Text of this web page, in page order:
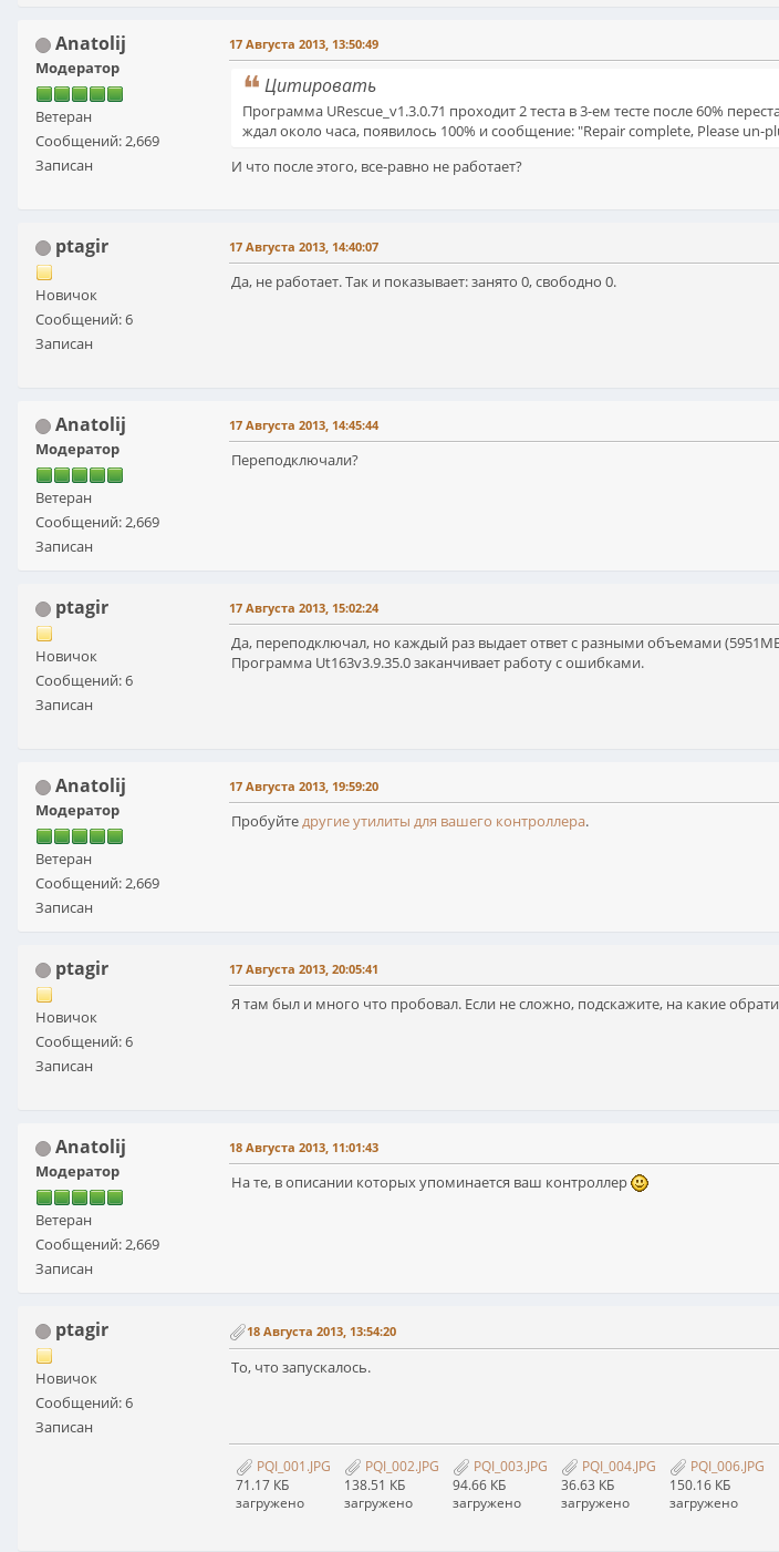
Anatolij
Модератор
Ветеран
Сообщений: 2,669
Записан
17 Августа 2013, 13:50:49
Цитировать
Программа URescue_v1.3.0.71 проходит 2 теста в 3-ем тесте после 60%
ждал около часа, появилось 100% и сообщение: "Repair complete, Please un-
И что после этого, все-равно не работает?
ptagir
Новичок
Сообщений: 6
Записан
17 Августа 2013, 14:40:07
Да, не работает. Так и показывает: занято 0, свободно 0.
Anatolij
Модератор
Ветеран
Сообщений: 2,669
Записан
17 Августа 2013, 14:45:44
Переподключали?
ptagir
Новичок
Сообщений: 6
Записан
17 Августа 2013, 15:02:24
Да, переподключал, но каждый раз выдает ответ с разными объемами
Программа Ut163v3.9.35.0 заканчивает работу с ошибками.
Anatolij
Модератор
Ветеран
Сообщений: 2,669
Записан
17 Августа 2013, 19:59:20
Пробуйтедругие утилиты для вашего контроллера.
ptagir
Новичок
Сообщений: 6
Записан
17 Августа 2013, 20:05:41
Я там был и много что пробовал. Если не сложно, подскажите, на какие
Anatolij
Модератор
Ветеран
Сообщений: 2,669
Записан
18 Августа 2013, 11:01:43
На те, в описании которых упоминается ваш контроллер
ptagir
Новичок
Сообщений: 6
Записан
18 Августа 2013, 13:54:20
То, что запускалось.
PQI_001.JPG
71.17 КБ
загружено
PQI_002.JPG
138.51 КБ
загружено
PQI_003.JPG
94.66 КБ
загружено
PQI_004.JPG
36.63 КБ
загружено
PQI_006.JPG
150.16 КБ
загружено